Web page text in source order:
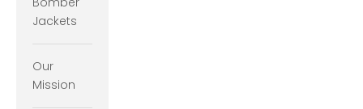
Jackets
Our
Mission